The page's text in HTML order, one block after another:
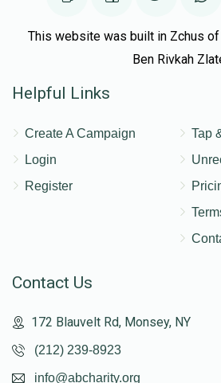
This website was built in Zchus of
Ben Rivkah
Helpful Links
Create A Campaign
Login
Register
Tap
Contact Us
172 Blauvelt Rd, Monsey, NY
(212) 239-8923
info@abcharity.org